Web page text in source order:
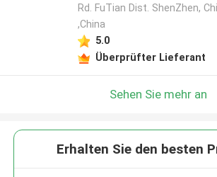
Rd. FuTian Dist. ShenZhen,
,China
5.0
Überprüfter Lieferant
Sehen Sie mehr an
Erhalten Sie den besten